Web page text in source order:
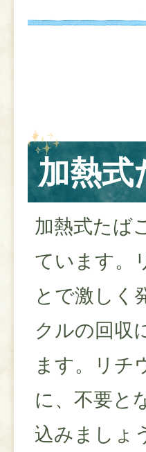
加熱式
加熱式たば
ています。
とで激しく
クルの回収
ます。リチ
に、不要と
込みましょ